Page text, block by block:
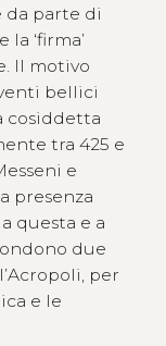
da parte di
‘firma’
Il motivo
bellici
cosiddetta
tra 425 e
e
presenza
questa e a
due
per
e le